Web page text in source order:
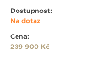
Dostupnost:
Na dotaz
Cena:
239 900 Kč